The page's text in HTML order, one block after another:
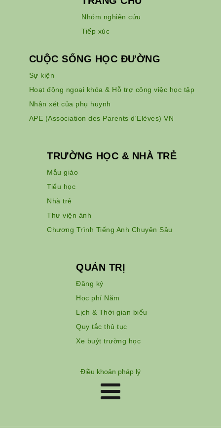
Nhóm nghiên cứu
Tiếp xúc
CUỘC SỐNG HỌC ĐƯỜNG
Sự kiện
Hoạt động ngoại khóa & Hỗ trợ công việc học tập
Nhận xét của phụ huynh
APE (Association des Parents d'Elèves) VN
TRƯỜNG HỌC & NHÀ TRẺ
Mẫu giáo
Tiểu học
Nhà trẻ
Thư viện ảnh
Chương Trình Tiếng Anh Chuyên Sâu
QUẢN TRỊ
Đăng ký
Học phí Năm
Lịch & Thời gian biểu
Quy tắc thủ tục
Xe buýt trường học
Điều khoản pháp lý